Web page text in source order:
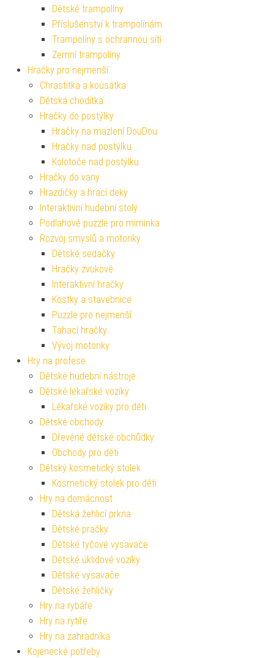
Dětské trampolíny
Příslušenství k trampolínám
Trampolíny s ochrannou sítí
Zemní trampolíny
Hračky pro nejmenší
Chrastítka a kousátka
Dětská chodítka
Hračky do postýlky
Hračky na mazlení DouDou
Hračky nad postýlku
Kolotoče nad postýlku
Hračky do vany
Hrazdičky a hrací deky
Interaktivní hudební stoly
Podlahové puzzle pro miminka
Rozvoj smyslů a motoriky
Dětské sedačky
Hračky zvukové
Interaktivní hračky
Kostky a stavebnice
Puzzle pro nejmenší
Tahací hračky
Vývoj motoriky
Hry na profese
Dětské hudební nástroje
Dětské lékařské vozíky
Lékařské vozíky pro děti
Dětské obchody
Dřevěné dětské obchůdky
Obchody pro děti
Dětský kosmetický stolek
Kosmetický stolek pro děti
Hry na domácnost
Dětská žehlicí prkna
Dětské pračky
Dětské tyčové vysavače
Dětské úklidové vozíky
Dětské vysavače
Dětské žehličky
Hry na rybáře
Hry na rytíře
Hry na zahradníka
Kojenecké potřeby